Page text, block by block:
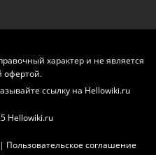
характер и не является
офертой.
ссылку на Hellowiki.ru
Hellowiki.ru
| Пользовательское соглашение